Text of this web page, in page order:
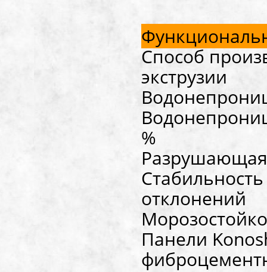
Способ
экструзии
%
Разрушающая
отклонений
Панели